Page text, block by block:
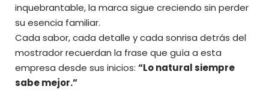
inquebrantable, la marca sigue creciendo sin perder
su esencia familiar.
Cada sabor, cada detalle y cada sonrisa detrás del
mostrador recuerdan la frase que guía a esta
empresa desde sus inicios: “Lo natural siempre
sabe mejor.”